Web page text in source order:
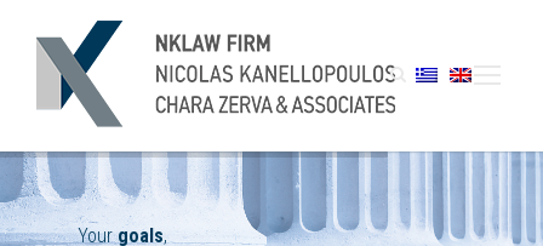
goals